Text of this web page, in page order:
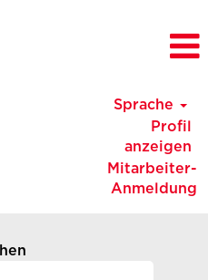
Sprache
Profil
anzeigen
Mitarbeiter-
Anmeldung